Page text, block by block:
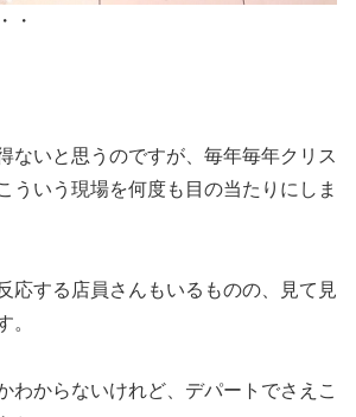
・
ないと思うのですが、毎年毎年クリス
ういう現場を何度も目の当たりにしま
応する店員さんもいるものの、見て見
。
わからないけれど、デパートでさえこ